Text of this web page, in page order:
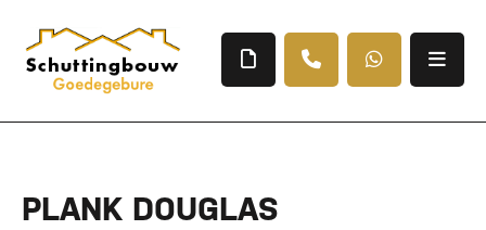
PLANK DOUGLAS